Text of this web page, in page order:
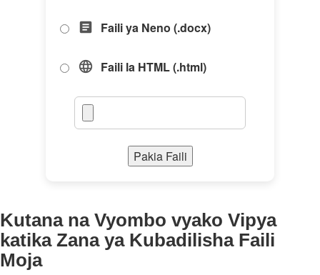
article Faili ya Neno (.docx)
language Faili la HTML (.html)
Pakia Faili
Kutana na Vyombo vyako Vipya
katika Zana ya Kubadilisha Faili
Moja